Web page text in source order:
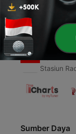
Stasiun
Sumber Daya